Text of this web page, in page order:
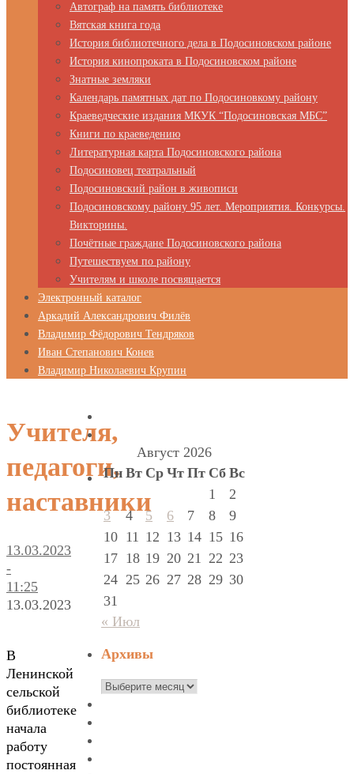
Автограф на память библиотеке
Вятская книга года
История библиотечного дела в Подосиновском районе
История кинопроката в Подосиновском районе
Знатные земляки
Календарь памятных дат по Подосиновкому району
Краеведческие издания МКУК “Подосиновская МБС”
Книги по краеведению
Литературная карта Подосиновского района
Подосиновец театральный
Подосиновский район в живописи
Подосиновскому району 95 лет. Мероприятия. Конкурсы.
Викторины.
Почётные граждане Подосиновского района
Путешествуем по району
Учителям и школе посвящается
Электронный каталог
Аркадий Александрович Филёв
Владимир Фёдорович Тендряков
Иван Степанович Конев
Владимир Николаевич Крупин
Учителя,
педагоги,
наставники
13.03.2023
-
11:25
13.03.2023
В
Ленинской
сельской
библиотеке
начала
работу
постоянная
Август 2026
Пн Вт Ср Чт Пт Сб Вс
1
2
3
4 5 6 7 8
9
10 11 12 13 14 15 16
17 18 19 20 21 22 23
24 25 26 27 28 29 30
31
« Июл
Архивы
Архивы